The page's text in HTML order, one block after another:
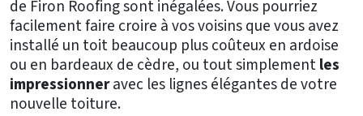
de Firon Roofing sont inégalées. Vous pourriez
facilement faire croire à vos voisins que vous avez
installé un toit beaucoup plus coûteux en ardoise
ou en bardeaux de cèdre, ou tout simplementles
impressionneravec les lignes élégantes de votre
nouvelle toiture.